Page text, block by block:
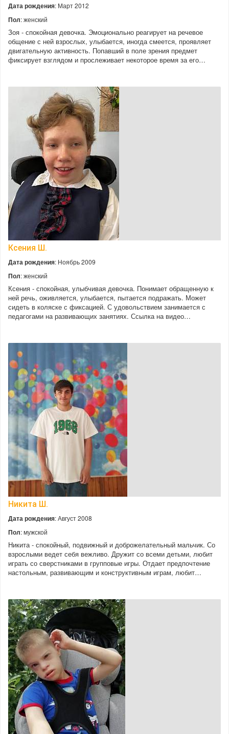
Дата рождения: Март 2012
Пол: женский
Зоя - спокойная девочка. Эмоционально реагирует на речевое
общение с ней взрослых, улыбается, иногда смеется, проявляет
двигательную активность. Попавший в поле зрения предмет
фиксирует взглядом и прослеживает некоторое время за его…
Ксения Ш.
Дата рождения: Ноябрь 2009
Пол: женский
Ксения - спокойная, улыбчивая девочка. Понимает обращенную к
ней речь, оживляется, улыбается, пытается подражать. Может
сидеть в коляске с фиксацией. С удовольствием занимается с
педагогами на развивающих занятиях. Ссылка на видео…
Никита Ш.
Дата рождения: Август 2008
Пол: мужской
Никита - спокойный, подвижный и доброжелательный мальчик. Со
взрослыми ведет себя вежливо. Дружит со всеми детьми, любит
играть со сверстниками в групповые игры. Отдает предпочтение
настольным, развивающим и конструктивным играм, любит…